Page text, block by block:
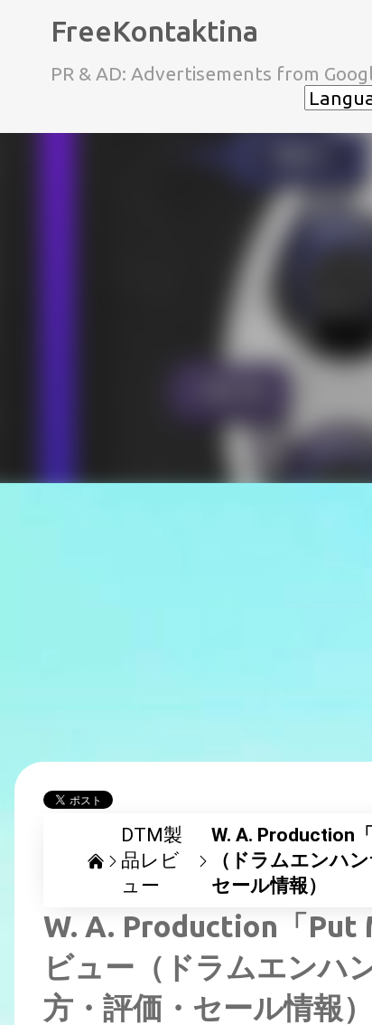
FreeKontaktina
PR & AD: Advertisements from
DTM製
品レビ
ュー
W. A. Production
（ドラムエンハ
セール情報）
W. A. Production「Put
ビュー（ドラムエンハ
方・評価・セール情報）